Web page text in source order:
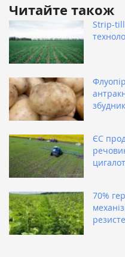
Читайте також
Strip-
ЄС
70%